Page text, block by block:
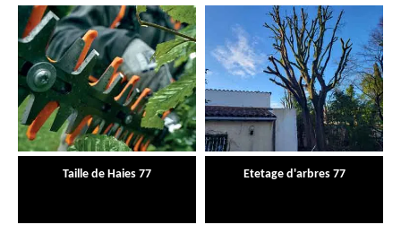
Taille de Haies 77 Etetage d'arbres 77